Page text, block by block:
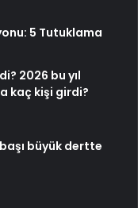
5 Tutuklama
2026 bu yıl
kaç kişi girdi?
büyük dertte